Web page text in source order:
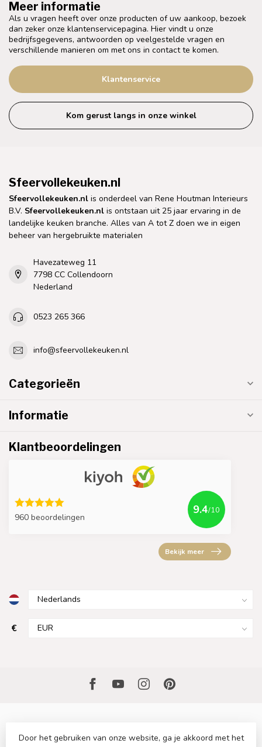
Meer informatie
Als u vragen heeft over onze producten of uw aankoop, bezoek
dan zeker onze klantenservicepagina. Hier vindt u onze
bedrijfsgegevens, antwoorden op veelgestelde vragen en
verschillende manieren om met ons in contact te komen.
Klantenservice
Kom gerust langs in onze winkel
Sfeervollekeuken.nl
Sfeervollekeuken.nl is onderdeel van Rene Houtman Interieurs
B.V. Sfeervollekeuken.nl is ontstaan uit 25 jaar ervaring in de
landelijke keuken branche. Alles van A tot Z doen we in eigen
beheer van hergebruikte materialen
Havezateweg 11
7798 CC Collendoorn
Nederland
0523 265 366
info@sfeervollekeuken.nl
Categorieën
Informatie
Klantbeoordelingen
960 beoordelingen
9.4/10
Bekijk meer
€
Door het gebruiken van onze website, ga je akkoord met het